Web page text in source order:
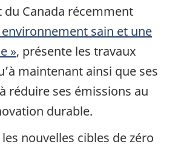
Canada récemment
environnement sain et une
», présente les travaux
maintenant ainsi que ses
réduire ses émissions au
durable.
nouvelles cibles de zéro